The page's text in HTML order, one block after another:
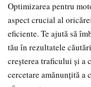
Optimizarea pentru
aspect crucial al
eficiente. Te ajută să
tău în rezultatele
creșterea traficului și a
cercetare amănunțită a